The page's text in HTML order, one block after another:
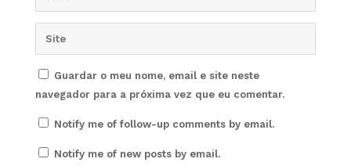
Guardar o meu nome, email e site neste
navegador para a próxima vez que eu comentar.
Notify me of follow-up comments by email.
Notify me of new posts by email.